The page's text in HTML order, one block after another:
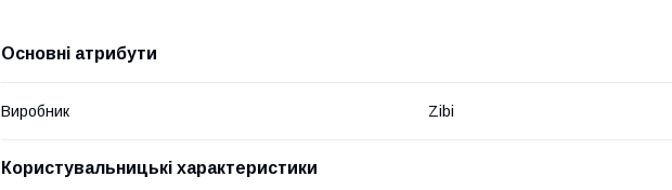
Основні атрибути
Виробник Zibi
Користувальницькі характеристики